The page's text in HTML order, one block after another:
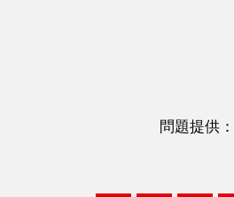
問題提供：